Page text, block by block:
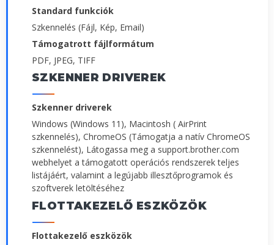
Standard funkciók
Szkennelés (Fájl, Kép, Email)
Támogatrott fájlformátum
PDF, JPEG, TIFF
SZKENNER DRIVEREK
Szkenner driverek
Windows (Windows 11), Macintosh ( AirPrint
szkennelés), ChromeOS (Támogatja a natív ChromeOS
szkennelést), Látogassa meg a support.brother.com
webhelyet a támogatott operációs rendszerek teljes
listájáért, valamint a legújabb illesztőprogramok és
szoftverek letöltéséhez
FLOTTAKEZELŐ ESZKÖZÖK
Flottakezelő eszközök